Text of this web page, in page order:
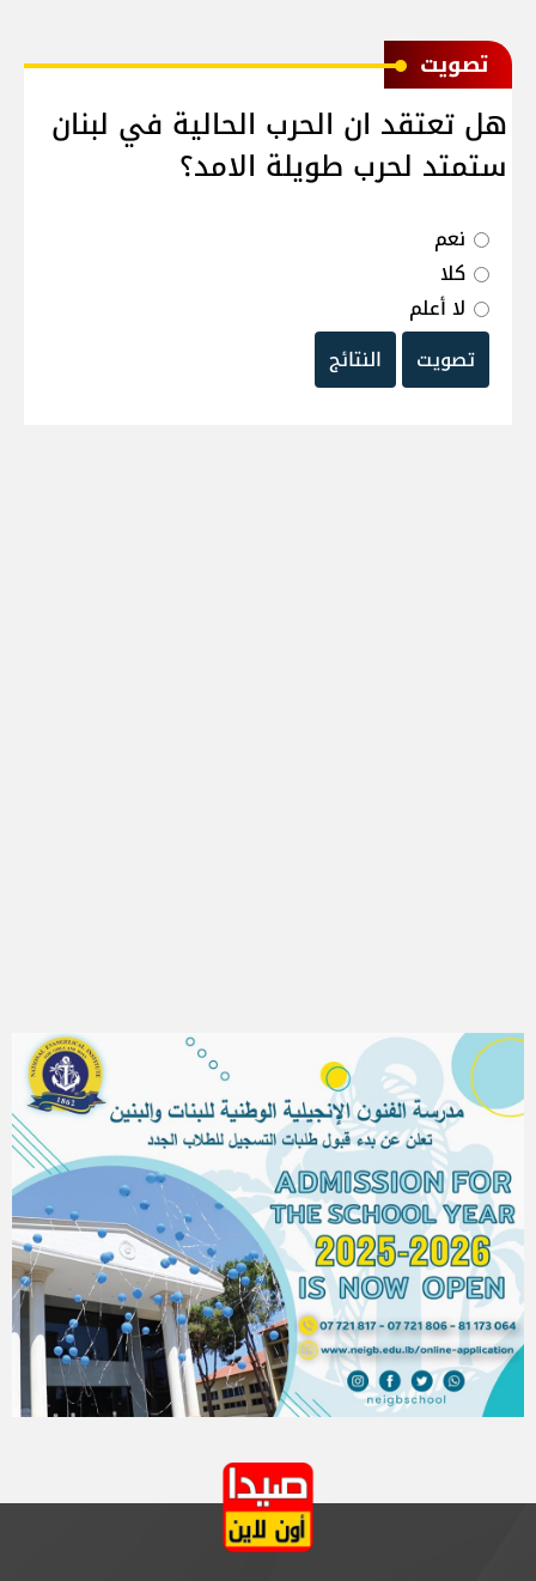
ﺗﺼﻮﻳﺖ
هل تعتقد ان الحرب الحالية في لبنان
ستمتد لحرب طويلة الامد؟
نعم
كلا
لا أعلم
تصويت
النتائج